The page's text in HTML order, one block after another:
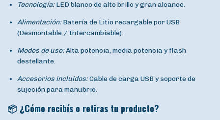
Tecnología:LED blanco de alto brillo y gran alcance.
Alimentación:Batería de Litio recargable por USB
(Desmontable / Intercambiable).
Modos de uso:Alta potencia, media potencia y flash
destellante.
Accesorios incluidos:Cable de carga USB y soporte de
sujeción para manubrio.
📦 ¿Cómo recibís o retiras tu producto?